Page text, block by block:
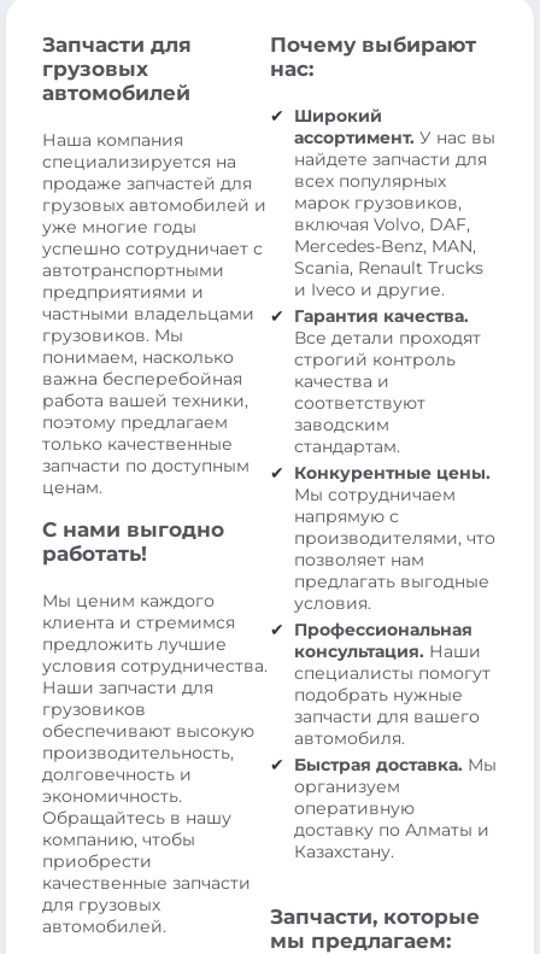
Запчасти для
грузовых
автомобилей
Наша компания
специализируется на
продаже запчастей для
грузовых автомобилей и
уже многие годы
успешно сотрудничает с
автотранспортными
предприятиями и
частными владельцами
грузовиков. Мы
понимаем, насколько
важна бесперебойная
работа вашей техники,
поэтому предлагаем
только качественные
запчасти по доступным
ценам.
С нами выгодно
работать!
Мы ценим каждого
клиента и стремимся
предложить лучшие
условия сотрудничества.
Наши запчасти для
грузовиков
обеспечивают высокую
производительность,
долговечность и
экономичность.
Обращайтесь в нашу
компанию, чтобы
приобрести
качественные запчасти
для грузовых
автомобилей.
Почему выбирают
нас:
Широкий
ассортимент. У нас вы
найдете запчасти для
всех популярных
марок грузовиков,
включая Volvo, DAF,
Mercedes-Benz, MAN,
Scania, Renault Trucks
и Iveco и другие.
Гарантия качества.
Все детали проходят
строгий контроль
качества и
соответствуют
заводским
стандартам.
Конкурентные цены.
Мы сотрудничаем
напрямую с
производителями, что
позволяет нам
предлагать выгодные
условия.
Профессиональная
консультация. Наши
специалисты помогут
подобрать нужные
запчасти для вашего
автомобиля.
Быстрая доставка. Мы
организуем
оперативную
доставку по Алматы и
Казахстану.
Запчасти, которые
мы предлагаем: